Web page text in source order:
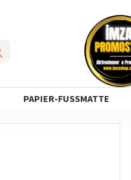
PAPIER-FUSSMATTE